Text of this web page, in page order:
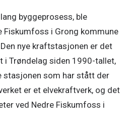
byggeprosess, ble
Fiskumfoss i Grong kommune
nye kraftstasjonen er det
i Trøndelag siden 1990-tallet,
stasjonen som har stått der
er et elvekraftverk, og det
ved Nedre Fiskumfoss i